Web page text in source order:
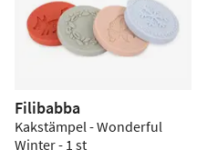
Filibabba
Kakstämpel - Wonderful
Winter - 1 st